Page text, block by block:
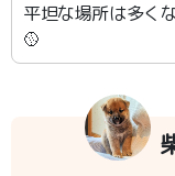
平坦な場所は多く
🥎